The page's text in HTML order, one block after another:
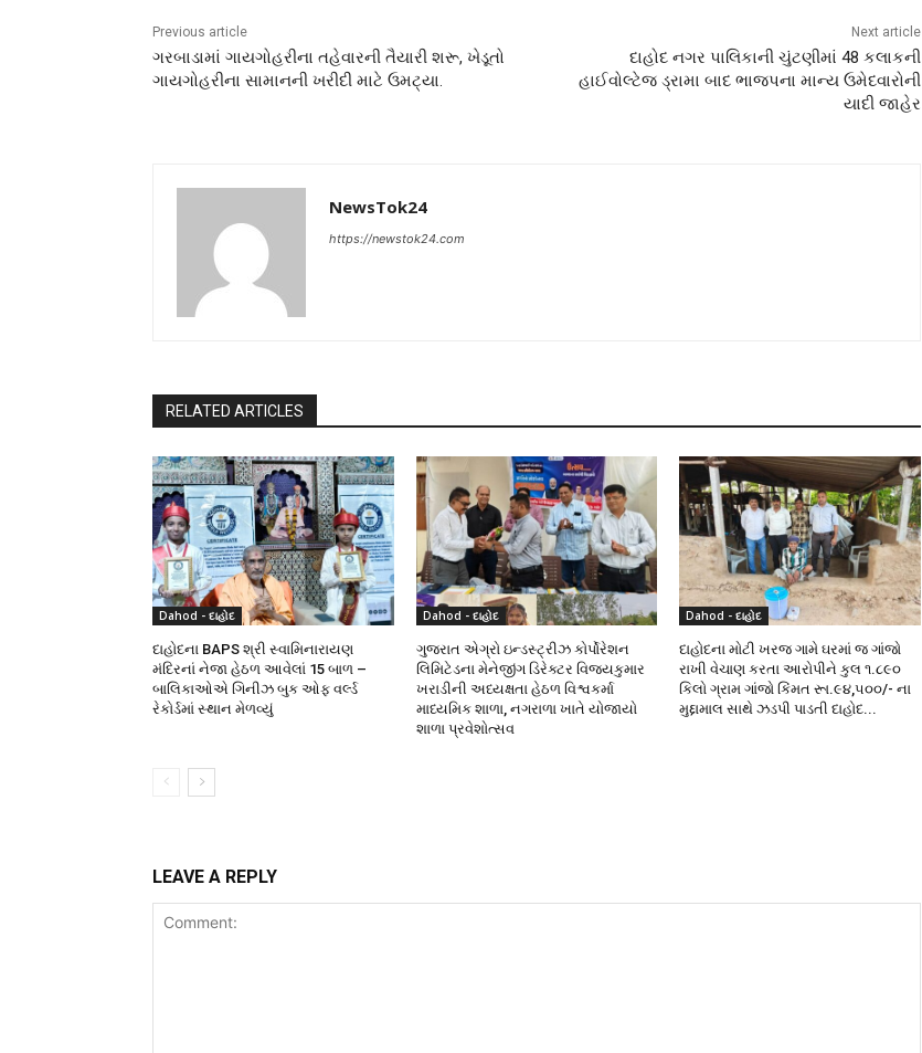
Previous article
ગરબાડામાં ગાયગોહરીના તહેવારની તૈયારી શરૂ, ખેડૂતો
ગાયગોહરીના સામાનની ખરીદી માટે ઉમટ્યા.
Next article
દાહોદ નગર પાલિકાની ચુંટણીમાં 48 કલાકની
હાઈવોલ્ટેજ ડ્રામા બાદ ભાજપના માન્ય ઉમેદવારોની
યાદી જાહેર
NewsTok24
https://newstok24.com
RELATED ARTICLES
Dahod - દાહોદ
દાહોદના BAPS શ્રી સ્વામિનારાયણ
મંદિરનાં નેજા હેઠળ આવેલાં 15 બાળ –
બાલિકાઓએ ગિનીઝ બુક ઓફ વર્લ્ડ
રેકોર્ડમાં સ્થાન મેળવ્યું
Dahod - દાહોદ
ગુજરાત એગ્રો ઇન્ડસ્ટ્રીઝ કોર્પોરેશન
લિમિટેડના મેનેજીંગ ડિરેક્ટર વિજયકુમાર
ખરાડીની અધ્યક્ષતા હેઠળ વિશ્વકર્મા
માધ્યમિક શાળા, નગરાળા ખાતે યોજાયો
શાળા પ્રવેશોત્સવ
Dahod - દાહોદ
દાહોદના મોટી ખરજ ગામે ઘરમાં જ ગાંજો
રાખી વેચાણ કરતા આરોપીને કુલ ૧.૮૯૦
કિલો ગ્રામ ગાંજો કિંમત રૂા.૯૪,૫૦૦/- ના
મુદ્દામાલ સાથે ઝડપી પાડતી દાહોદ...
LEAVE A REPLY